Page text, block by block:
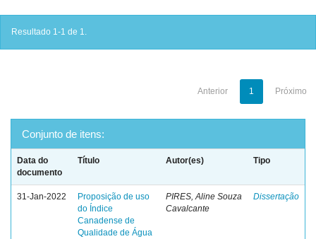
Resultado 1-1 de 1.
Anterior 1 Próximo
Conjunto de itens:
Data do
documento
Título Autor(es) Tipo
31-Jan-2022
Proposição de uso
do Índice
Canadense de
Qualidade de Água
PIRES, Aline Souza
Cavalcante
Dissertação